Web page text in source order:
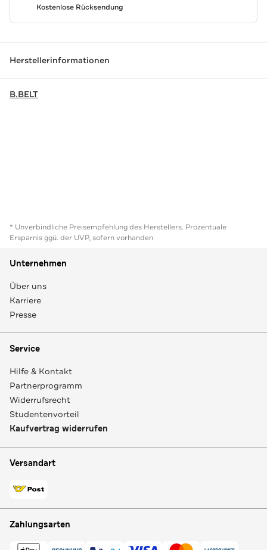
Kostenlose Rücksendung
Herstellerinformationen
B.BELT
* Unverbindliche Preisempfehlung des Herstellers. Prozentuale
Ersparnis ggü. der UVP, sofern vorhanden
Unternehmen
Über uns
Karriere
Presse
Service
Hilfe & Kontakt
Partnerprogramm
Widerrufsrecht
Studentenvorteil
Kaufvertrag widerrufen
Versandart
Zahlungsarten